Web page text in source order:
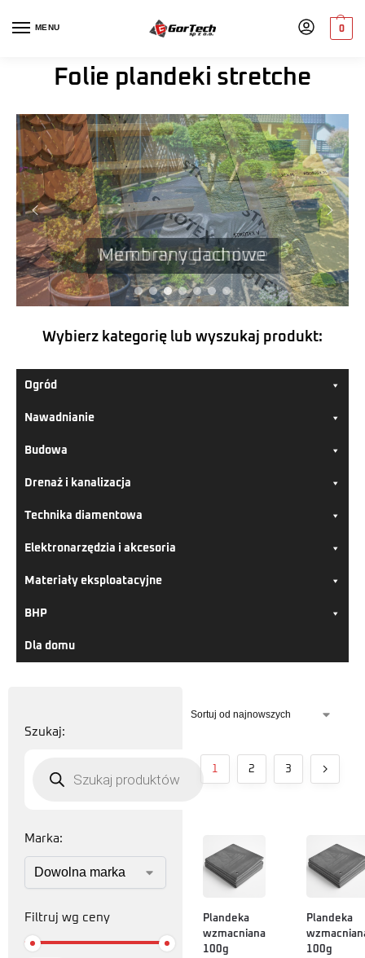
MENU 0
Folie plandeki stretche
Membrany dachowe
Włókniny ogrodnicze
Wybierz kategorię lub wyszukaj produkt:
Ogród
Nawadnianie
Budowa
Drenaż i kanalizacja
Technika diamentowa
Elektronarzędzia i akcesoria
Materiały eksploatacyjne
BHP
Dla domu
Szukaj:
Marka:
Filtruj wg ceny
1 2 3
Plandeka
wzmacniana
100g
Plandeka
100g